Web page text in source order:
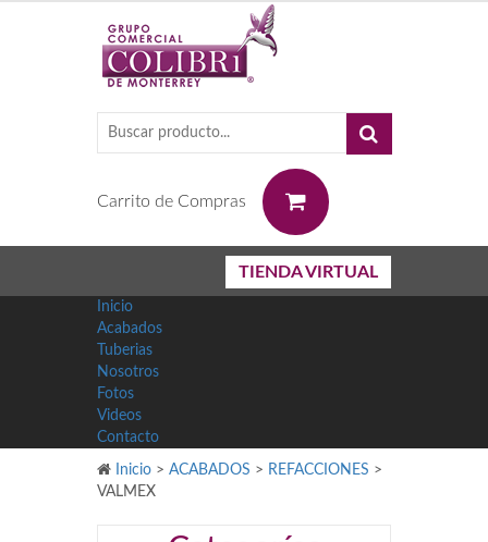
Carrito de Compras
TIENDA VIRTUAL
Inicio
Acabados
Tuberias
Nosotros
Fotos
Videos
Contacto
Inicio > ACABADOS > REFACCIONES >
VALMEX